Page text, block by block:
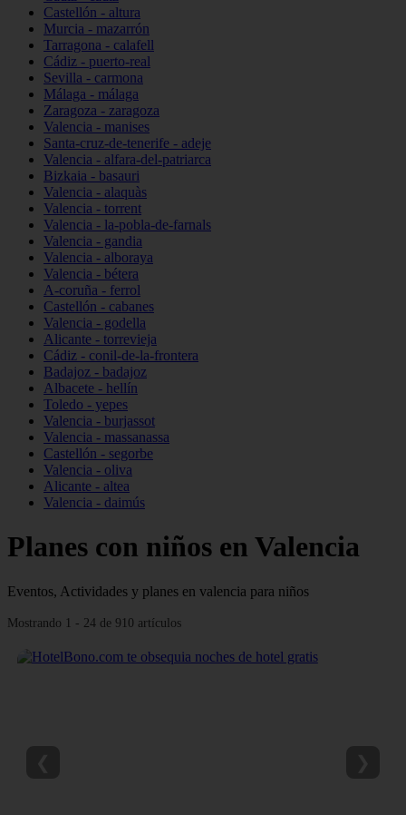
Castellón - altura
Murcia - mazarrón
Tarragona - calafell
Cádiz - puerto-real
Sevilla - carmona
Málaga - málaga
Zaragoza - zaragoza
Valencia - manises
Santa-cruz-de-tenerife - adeje
Valencia - alfara-del-patriarca
Bizkaia - basauri
Valencia - alaquàs
Valencia - torrent
Valencia - la-pobla-de-farnals
Valencia - gandia
Valencia - alboraya
Valencia - bétera
A-coruña - ferrol
Castellón - cabanes
Valencia - godella
Alicante - torrevieja
Cádiz - conil-de-la-frontera
Badajoz - badajoz
Albacete - hellín
Toledo - yepes
Valencia - burjassot
Valencia - massanassa
Castellón - segorbe
Valencia - oliva
Alicante - altea
Valencia - daimús
Planes con niños en Valencia
Eventos, Actividades y planes en valencia para niños
Mostrando 1 - 24 de 910 artículos